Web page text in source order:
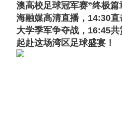
澳高校足球冠军赛”终极
海融媒高清直播，14:30
大学季军争夺战，16:45
起赴这场湾区足球盛宴！